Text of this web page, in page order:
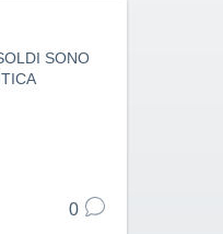
SONO
0